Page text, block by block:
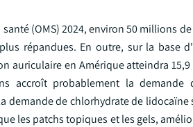
(OMS) 2024, environ 50 millions
répandues. En outre, sur la base
auriculaire en Amérique atteindra
accroît probablement la demande
de chlorhydrate de lidocaïne
les patchs topiques et les gels,